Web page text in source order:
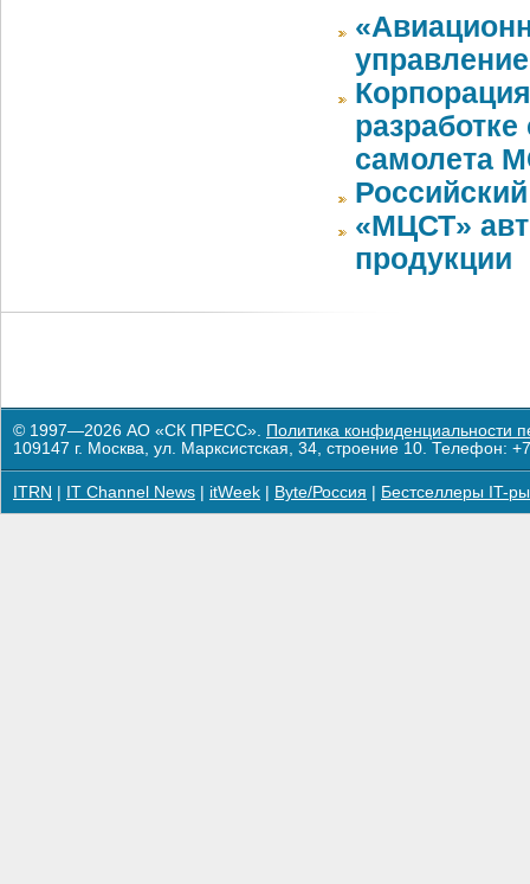
самолета
«МЦСТ»
продукции
© 1997—2026 АО «СК ПРЕСС». Политика конфиденциальности
109147 г. Москва, ул. Марксистская, 34, строение 10. Телефон:
ITRN IT Channel News itWeek Byte/Россия Бестселлеры IT-